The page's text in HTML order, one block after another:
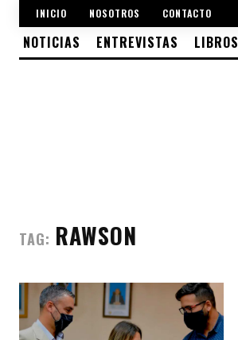
INICIO NOSOTROS CONTACTO
NOTICIAS ENTREVISTAS LIBROS
TAG: RAWSON